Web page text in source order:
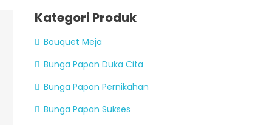
Kategori Produk
Bouquet Meja
Bunga Papan Duka Cita
Bunga Papan Pernikahan
Bunga Papan Sukses